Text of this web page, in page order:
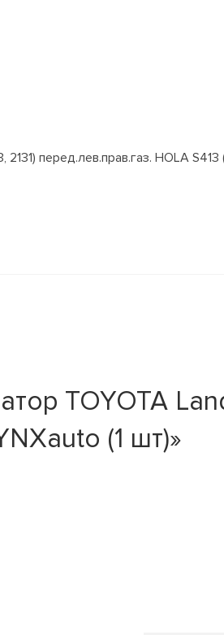
перед.лев.прав.газ. HOLA S413
TOYOTA
(1 шт)»